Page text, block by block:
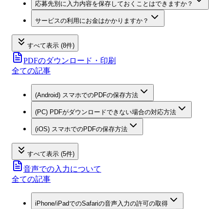
応募先別に入力内容を保存しておくことはできますか？
サービスの利用にお金はかかりますか？
すべて表示 (8件)
PDFのダウンロード・印刷
全ての記事
(Android) スマホでのPDFの保存方法
(PC) PDFがダウンロードできない場合の対応方法
(iOS) スマホでのPDFの保存方法
すべて表示 (5件)
音声での入力について
全ての記事
iPhone/iPadでのSafariの音声入力の許可の取得